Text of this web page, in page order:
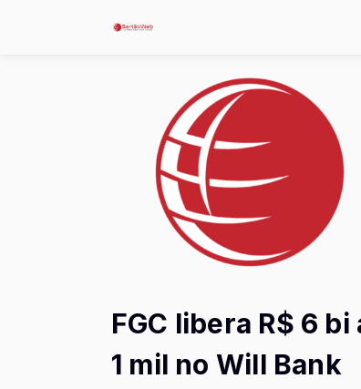
FGC libera R$ 6
1 mil no Will Bank